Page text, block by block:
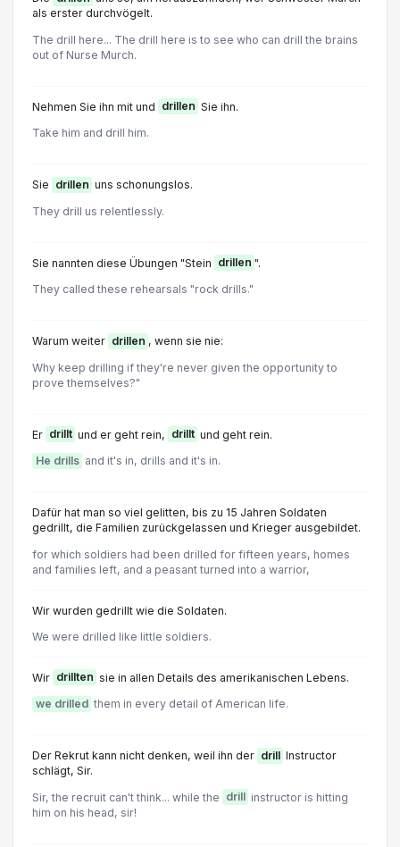
als erster durchvögelt.
The drill here... The drill here is to see who can drill the brains
out of Nurse Murch.
Nehmen Sie ihn mit und drillen Sie ihn.
Take him and drill him.
Sie drillen uns schonungslos.
They drill us relentlessly.
Sie nannten diese Übungen "Stein drillen ".
They called these rehearsals "rock drills."
Warum weiter drillen , wenn sie nie:
Why keep drilling if they're never given the opportunity to
prove themselves?"
Er drillt und er geht rein, drillt und geht rein.
He drills and it's in, drills and it's in.
Dafür hat man so viel gelitten, bis zu 15 Jahren Soldaten
gedrillt, die Familien zurückgelassen und Krieger ausgebildet.
for which soldiers had been drilled for fifteen years, homes
and families left, and a peasant turned into a warrior,
Wir wurden gedrillt wie die Soldaten.
We were drilled like little soldiers.
Wir drillten sie in allen Details des amerikanischen Lebens.
we drilled them in every detail of American life.
Der Rekrut kann nicht denken, weil ihn der drill Instructor
schlägt, Sir.
Sir, the recruit can't think... while the drill instructor is hitting
him on his head, sir!